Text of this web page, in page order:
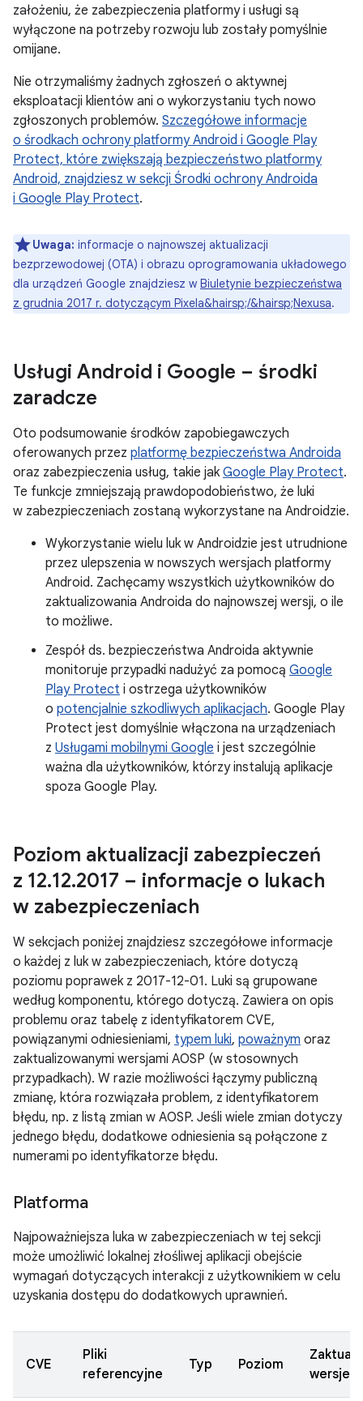
założeniu, że zabezpieczenia platformy i usługi są
wyłączone na potrzeby rozwoju lub zostały pomyślnie
omijane.
Nie otrzymaliśmy żadnych zgłoszeń o aktywnej
eksploatacji klientów ani o wykorzystaniu tych nowo
zgłoszonych problemów. Szczegółowe informacje
o środkach ochrony platformy Android i Google Play
Protect, które zwiększają bezpieczeństwo platformy
Android, znajdziesz w sekcji Środki ochrony Androida
i Google Play Protect.
Uwaga: informacje o najnowszej aktualizacji
bezprzewodowej (OTA) i obrazu oprogramowania układowego
dla urządzeń Google znajdziesz w Biuletynie bezpieczeństwa
z grudnia 2017 r. dotyczącym Pixela&hairsp;/&hairsp;Nexusa.
Usługi Android i Google – środki
zaradcze
Oto podsumowanie środków zapobiegawczych
oferowanych przez platformę bezpieczeństwa Androida
oraz zabezpieczenia usług, takie jak Google Play Protect.
Te funkcje zmniejszają prawdopodobieństwo, że luki
w zabezpieczeniach zostaną wykorzystane na Androidzie.
Wykorzystanie wielu luk w Androidzie jest utrudnione
przez ulepszenia w nowszych wersjach platformy
Android. Zachęcamy wszystkich użytkowników do
zaktualizowania Androida do najnowszej wersji, o ile
to możliwe.
Zespół ds. bezpieczeństwa Androida aktywnie
monitoruje przypadki nadużyć za pomocą Google
Play Protect i ostrzega użytkowników
o potencjalnie szkodliwych aplikacjach. Google Play
Protect jest domyślnie włączona na urządzeniach
z Usługami mobilnymi Google i jest szczególnie
ważna dla użytkowników, którzy instalują aplikacje
spoza Google Play.
Poziom aktualizacji zabezpieczeń
z 12.12.2017 – informacje o lukach
w zabezpieczeniach
W sekcjach poniżej znajdziesz szczegółowe informacje
o każdej z luk w zabezpieczeniach, które dotyczą
poziomu poprawek z 2017-12-01. Luki są grupowane
według komponentu, którego dotyczą. Zawiera on opis
problemu oraz tabelę z identyfikatorem CVE,
powiązanymi odniesieniami, typem luki, poważnym oraz
zaktualizowanymi wersjami AOSP (w stosownych
przypadkach). W razie możliwości łączymy publiczną
zmianę, która rozwiązała problem, z identyfikatorem
błędu, np. z listą zmian w AOSP. Jeśli wiele zmian dotyczy
jednego błędu, dodatkowe odniesienia są połączone z
numerami po identyfikatorze błędu.
Platforma
Najpoważniejsza luka w zabezpieczeniach w tej sekcji
może umożliwić lokalnej złośliwej aplikacji obejście
wymagań dotyczących interakcji z użytkownikiem w celu
uzyskania dostępu do dodatkowych uprawnień.
CVE
Pliki
referencyjne
Typ Poziom
wersje